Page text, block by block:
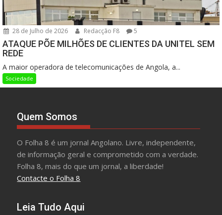
28 de Julho de 2026 Redacção F8 5
ATAQUE PÕE MILHÕES DE CLIENTES DA UNITEL SEM
REDE
A maior operadora de telecomunicações de Angola, a...
Sociedade
Quem Somos
O Folha 8 é um jornal Angolano. Livre, independente,
de informação geral e comprometido com a verdade.
Folha 8, mais do que um jornal, a liberdade!
Contacte o Folha 8
Leia Tudo Aqui